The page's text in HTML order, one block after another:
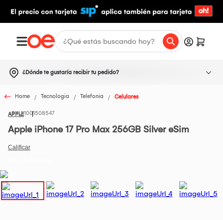
¿Dónde te gustaría recibir tu pedido?
Home Tecnologia Telefonia Celulares
APPLE1001508547
Apple iPhone 17 Pro Max 256GB Silver eSim